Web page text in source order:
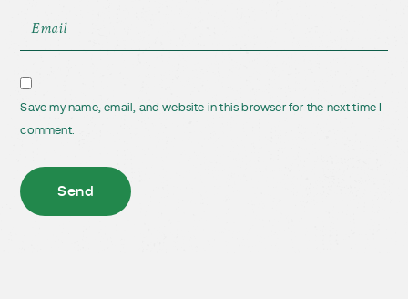
Save my name, email, and website in this browser for the next time I
comment.